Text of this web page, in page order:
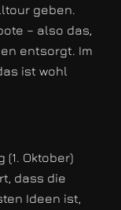
geben.
– also das,
entsorgt. Im
ist wohl
Oktober)
dass die
Ideen ist,